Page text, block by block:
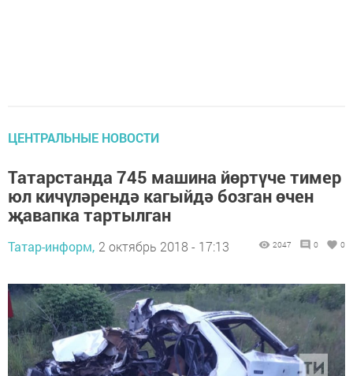
ЦЕНТРАЛЬНЫЕ НОВОСТИ
Татарстанда 745 машина йөртүче тимер
юл кичүләрендә кагыйдә бозган өчен
җавапка тартылган
Татар-информ, 2 октябрь 2018 - 17:13 2047 0 0